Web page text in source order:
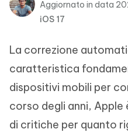
PDF
Editor
iAnyGo
Aggiornato in data
iOS 17
La correzione
caratteristica
dispositivi mobili per
corso degli anni,
di critiche per quanto